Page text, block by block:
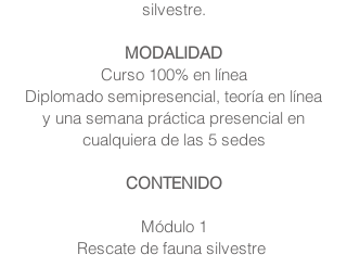
silvestre.
MODALIDAD
Curso 100% en línea
Diplomado semipresencial, teoría en línea
y una semana práctica presencial en
cualquiera de las 5 sedes
CONTENIDO
Módulo 1
Rescate de fauna silvestre